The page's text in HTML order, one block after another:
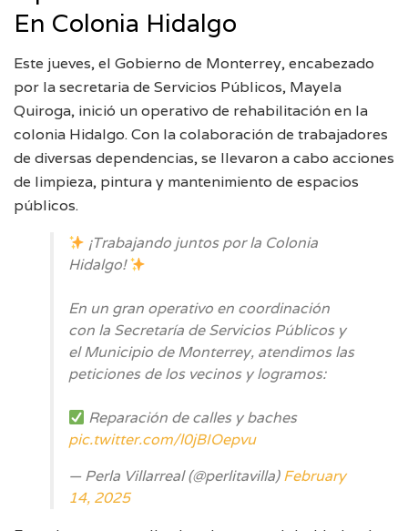
En Colonia Hidalgo
Este jueves, el Gobierno de Monterrey, encabezado
por la secretaria de Servicios Públicos, Mayela
Quiroga, inició un operativo de rehabilitación en la
colonia Hidalgo. Con la colaboración de trabajadores
de diversas dependencias, se llevaron a cabo acciones
de limpieza, pintura y mantenimiento de espacios
públicos.
¡Trabajando juntos por la Colonia
Hidalgo!
En un gran operativo en coordinación
con la Secretaría de Servicios Públicos y
el Municipio de Monterrey, atendimos las
peticiones de los vecinos y logramos:
Reparación de calles y baches
pic.twitter.com/l0jBIOepvu
— Perla Villarreal (@perlitavilla)February
14, 2025